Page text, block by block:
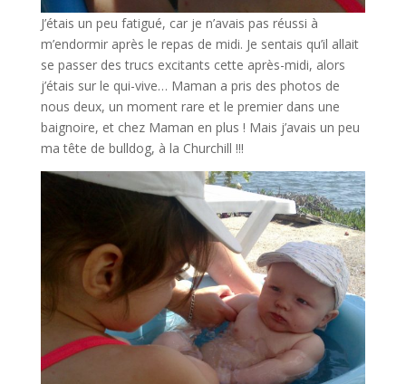
J’étais un peu fatigué, car je n’avais pas réussi à
m’endormir après le repas de midi. Je sentais qu’il allait
se passer des trucs excitants cette après-midi, alors
j’étais sur le qui-vive… Maman a pris des photos de
nous deux, un moment rare et le premier dans une
baignoire, et chez Maman en plus ! Mais j’avais un peu
ma tête de bulldog, à la Churchill !!!